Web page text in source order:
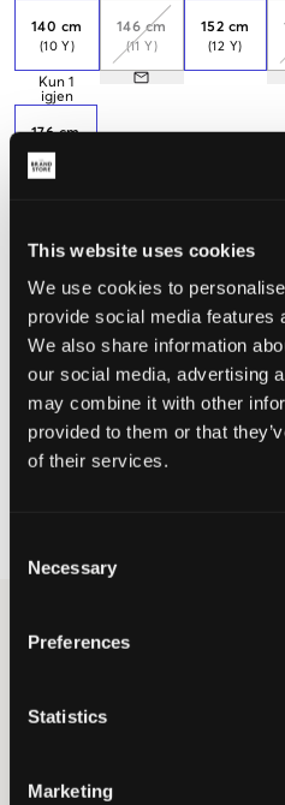
This website uses cookies
We use cookies to
provide social media features
We also share information
our social media, advertising
may combine it with other
provided to them or that
of their services.
Selection
Necessary
Preferences
Statistics
Marketing
140 cm
(10 Y)
Kun 1
igjen
146 cm
(11 Y)
152 cm
(12 Y)
176 cm
(16 Y)
Liten
VELG EN
Mørkeblå joggebukser fra LMTD.
midjen finnes strikk og snøring.
for at passformen skal være så
Joggebukser
Strikk